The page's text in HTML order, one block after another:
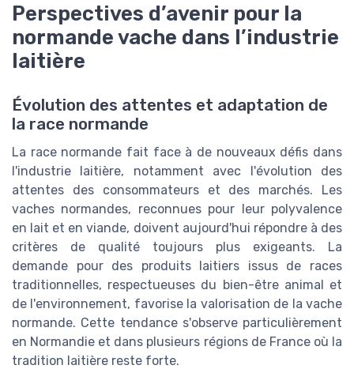
Perspectives d’avenir pour la
normande vache dans l’industrie
laitière
Évolution des attentes et adaptation de
la race normande
La race normande fait face à de nouveaux défis dans
l'industrie laitière, notamment avec l'évolution des
attentes des consommateurs et des marchés. Les
vaches normandes, reconnues pour leur polyvalence
en lait et en viande, doivent aujourd'hui répondre à des
critères de qualité toujours plus exigeants. La
demande pour des produits laitiers issus de races
traditionnelles, respectueuses du bien-être animal et
de l'environnement, favorise la valorisation de la vache
normande. Cette tendance s'observe particulièrement
en Normandie et dans plusieurs régions de France où la
tradition laitière reste forte.